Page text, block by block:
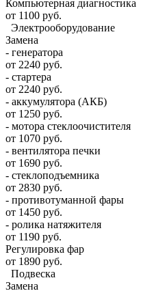
Компьютерная диагностика
от 1100 руб.
Электрооборудование
Замена
- генератора
от 2240 руб.
- стартера
от 2240 руб.
- аккумулятора (АКБ)
от 1250 руб.
- мотора стеклоочистителя
от 1070 руб.
- вентилятора печки
от 1690 руб.
- стеклоподъемника
от 2830 руб.
- противотуманной фары
от 1450 руб.
- ролика натяжителя
от 1190 руб.
Регулировка фар
от 1890 руб.
Подвеска
Замена